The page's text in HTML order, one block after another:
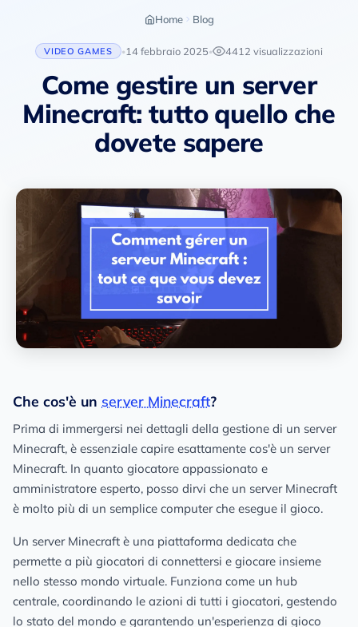
Home Blog
VIDEO GAMES • 14 febbraio 2025• 4412 visualizzazioni
Come gestire un server
Minecraft: tutto quello che
dovete sapere
Che cos'è un server Minecraft?
Prima di immergersi nei dettagli della gestione di un server
Minecraft, è essenziale capire esattamente cos'è un server
Minecraft. In quanto giocatore appassionato e
amministratore esperto, posso dirvi che un server Minecraft
è molto più di un semplice computer che esegue il gioco.
Un server Minecraft è una piattaforma dedicata che
permette a più giocatori di connettersi e giocare insieme
nello stesso mondo virtuale. Funziona come un hub
centrale, coordinando le azioni di tutti i giocatori, gestendo
lo stato del mondo e garantendo un'esperienza di gioco